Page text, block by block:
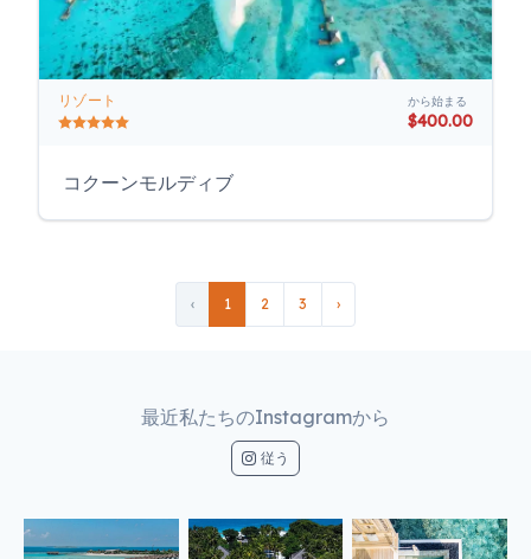
リゾート から始まる
$400.00
コクーンモルディブ
‹ 1 2 3 ›
最近私たちのInstagramから
従う